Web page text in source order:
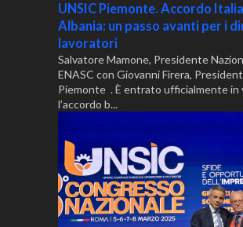
UNSIC Piemonte. Accordo
Albania: un passo avanti per i
lavoratori
Salvatore Mamone, Presidente
ENASC con Giovanni Firera,
Piemonte . È entrato ufficialmente in
l’accordo b...